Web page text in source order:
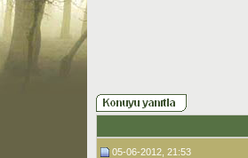
05-06-2012, 21:53